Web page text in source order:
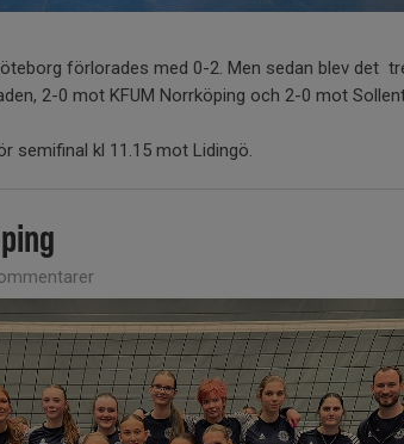
förlorades med 0-2. Men sedan blev det
2-0 mot KFUM Norrköping och 2-0 mot
semifinal kl 11.15 mot Lidingö.